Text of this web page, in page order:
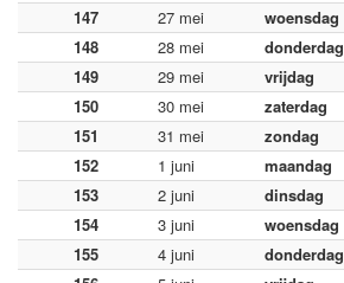
147
27 mei woensdag
148
28 mei donderdag
149
29 mei vrijdag
150
30 mei zaterdag
151
31 mei zondag
152
1 juni maandag
153
2 juni dinsdag
154
3 juni woensdag
155
4 juni donderdag